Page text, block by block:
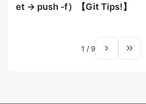
et -> push -f）【Git Tips!】
1 / 9 navigate_next keyboard_double_arrow_right